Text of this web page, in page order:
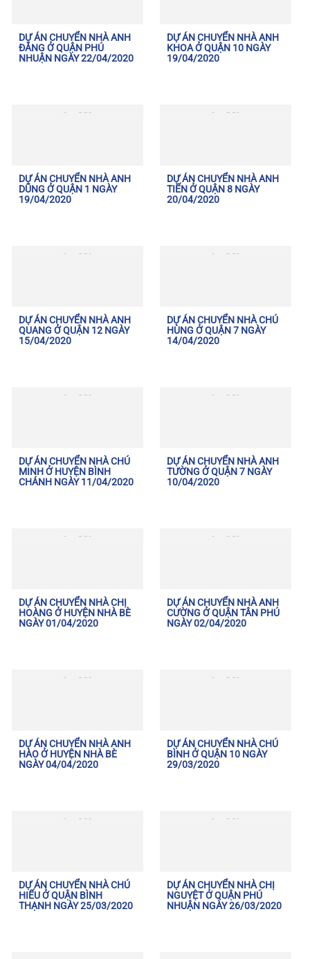
DỰ ÁN CHUYỂN NHÀ ANH
ĐĂNG Ở QUẬN PHÚ
NHUẬN NGÀY 22/04/2020
DỰ ÁN CHUYỂN NHÀ ANH
KHOA Ở QUẬN 10 NGÀY
19/04/2020
DỰ ÁN CHUYỂN NHÀ ANH
DŨNG Ở QUẬN 1 NGÀY
19/04/2020
DỰ ÁN CHUYỂN NHÀ ANH
TIẾN Ở QUẬN 8 NGÀY
20/04/2020
DỰ ÁN CHUYỂN NHÀ ANH
QUANG Ở QUẬN 12 NGÀY
15/04/2020
DỰ ÁN CHUYỂN NHÀ CHÚ
HÙNG Ở QUẬN 7 NGÀY
14/04/2020
DỰ ÁN CHUYỂN NHÀ CHÚ
MINH Ở HUYỆN BÌNH
CHÁNH NGÀY 11/04/2020
DỰ ÁN CHUYỂN NHÀ ANH
TƯỜNG Ở QUẬN 7 NGÀY
10/04/2020
DỰ ÁN CHUYỂN NHÀ CHỊ
HOÀNG Ở HUYỆN NHÀ BÈ
NGÀY 01/04/2020
DỰ ÁN CHUYỂN NHÀ ANH
CƯỜNG Ở QUẬN TÂN PHÚ
NGÀY 02/04/2020
DỰ ÁN CHUYỂN NHÀ ANH
HÀO Ở HUYỆN NHÀ BÈ
NGÀY 04/04/2020
DỰ ÁN CHUYỂN NHÀ CHÚ
BÌNH Ở QUẬN 10 NGÀY
29/03/2020
DỰ ÁN CHUYỂN NHÀ CHÚ
HIẾU Ở QUẬN BÌNH
THẠNH NGÀY 25/03/2020
DỰ ÁN CHUYỂN NHÀ CHỊ
NGUYỆT Ở QUẬN PHÚ
NHUẬN NGÀY 26/03/2020